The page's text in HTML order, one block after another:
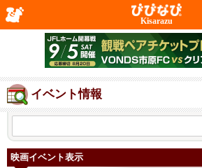
Kisarazu
イベント情報
映画イベント表示